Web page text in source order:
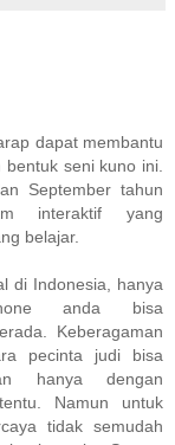
dapat membantu
seni kuno ini.
September tahun
interaktif yang
belajar.
di Indonesia, hanya
anda bisa
Keberagaman
pecinta judi bisa
hanya dengan
Namun untuk
tidak semudah